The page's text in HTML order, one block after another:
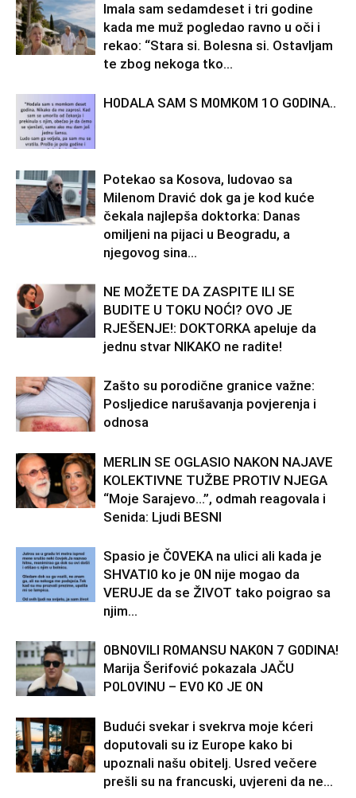
Imala sam sedamdeset i tri godine
kada me muž pogledao ravno u oči i
rekao: “Stara si. Bolesna si. Ostavljam
te zbog nekoga tko...
H0DALA SAM S M0MK0M 1O G0DINA..
Potekao sa Kosova, ludovao sa
Milenom Dravić dok ga je kod kuće
čekala najlepša doktorka: Danas
omiljeni na pijaci u Beogradu, a
njegovog sina...
NE MOŽETE DA ZASPITE ILI SE
BUDITE U TOKU NOĆI? OVO JE
RJEŠENJE!: DOKTORKA apeluje da
jednu stvar NIKAKO ne radite!
Zašto su porodične granice važne:
Posljedice narušavanja povjerenja i
odnosa
MERLIN SE OGLASIO NAKON NAJAVE
KOLEKTIVNE TUŽBE PROTIV NJEGA
“Moje Sarajevo…”, odmah reagovala i
Senida: Ljudi BESNI
Spasio je Č0VEKA na ulici ali kada je
SHVATI0 ko je 0N nije mogao da
VERUJE da se ŽIVOT tako poigrao sa
njim…
0BN0VlLl R0MANSU NAK0N 7 G0DlNA!
Marija Šerifović pokazala JAČU
P0L0VINU – EV0 K0 JE 0N
Budući svekar i svekrva moje kćeri
doputovali su iz Europe kako bi
upoznali našu obitelj. Usred večere
prešli su na francuski, uvjereni da ne...